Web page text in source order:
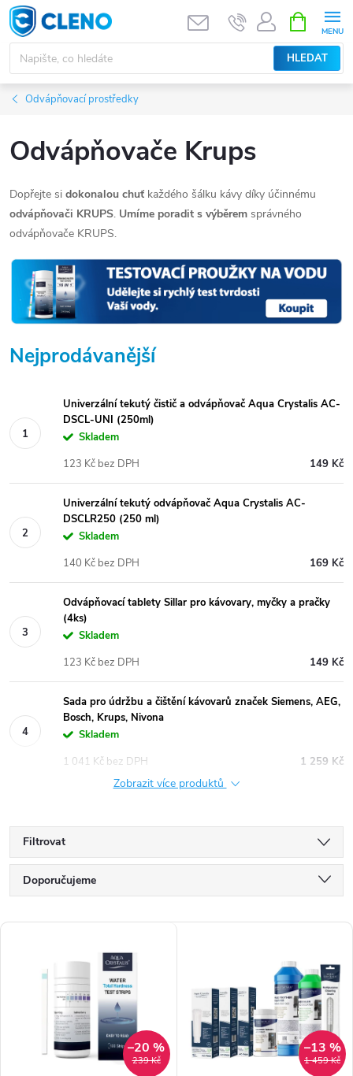
Přejít
na
obsah
HLEDAT
NÁKUPNÍ
KOŠÍK
Odvápňovací prostředky
Odvápňovače Krups
Dopřejte si dokonalou chuť každého šálku kávy díky účinnému
odvápňovači KRUPS. Umíme poradit s výběrem správného
odvápňovače KRUPS.
Nejprodávanější
Univerzální tekutý čistič a odvápňovač Aqua Crystalis AC-
DSCL-UNI (250ml)
Skladem
149 Kč
123 Kč bez DPH
Univerzální tekutý odvápňovač Aqua Crystalis AC-
DSCLR250 (250 ml)
Skladem
169 Kč
140 Kč bez DPH
Odvápňovací tablety Sillar pro kávovary, myčky a pračky
(4ks)
Skladem
149 Kč
123 Kč bez DPH
Sada pro údržbu a čištění kávovarů značek Siemens, AEG,
Bosch, Krups, Nivona
Skladem
1 259 Kč
1 041 Kč bez DPH
Zobrazit více produktů
Filtrovat
ŘDoporučujeme
Nejprodávanější
Abecedně
239 Kč
–20 %
1 459 Kč
–13 %